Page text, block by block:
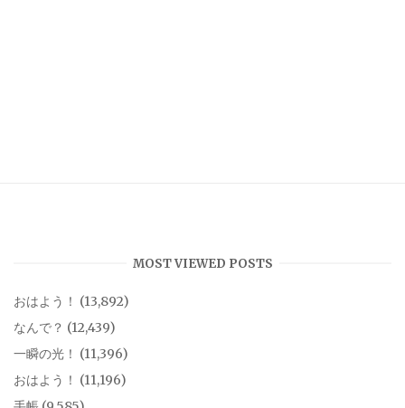
MOST VIEWED POSTS
おはよう！ (13,892)
なんで？ (12,439)
一瞬の光！ (11,396)
おはよう！ (11,196)